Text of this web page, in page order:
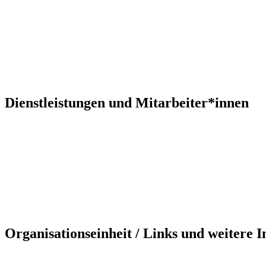
Dienstleistungen und Mitarbeiter*innen
Organisationseinheit / Links und weitere